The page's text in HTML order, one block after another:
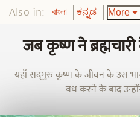
Also in: বাংলা ಕನ್ನಡ More
जब कृष्ण ने
यहाँ सद्‌गुरु कृष्ण के जीवन के उस
वध करने के बाद